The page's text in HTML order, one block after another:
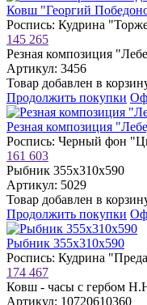
Ковш "Георгий
Роспись: Кудрина
145 265
Резная композиция
Артикул: 3456
Товар добавлен в
Продолжить покупки
Резная композиция
Роспись: Черный фон
161 603
Рыбник 355х310х590
Артикул: 5029
Товар добавлен в
Продолжить покупки
Рыбник 355х310х590
Роспись: Кудрина
174 467
Ковш - часы с гербом
Артикул: 10720610360